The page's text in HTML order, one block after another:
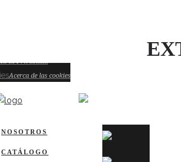
NOSOTROS
de Privacidad
Acerca de las cookies
CATÁLOGO
MAPLE RAÍZ